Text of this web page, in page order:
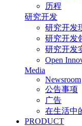
历程
研究开发
研究开发
研究开发
研究开发
Open
Media
Newsroom
公告事项
广告
在生活中
PRODUCT